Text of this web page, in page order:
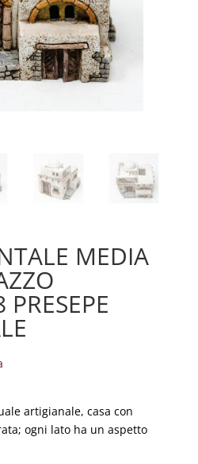
MEDIA
artigianale, casa con
ogni lato ha un aspetto